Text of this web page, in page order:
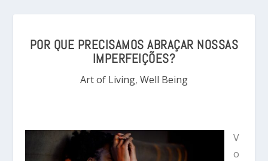
POR QUE PRECISAMOS ABRAÇAR NOSSAS
IMPERFEIÇÕES?
Art of Living, Well Being
V
o